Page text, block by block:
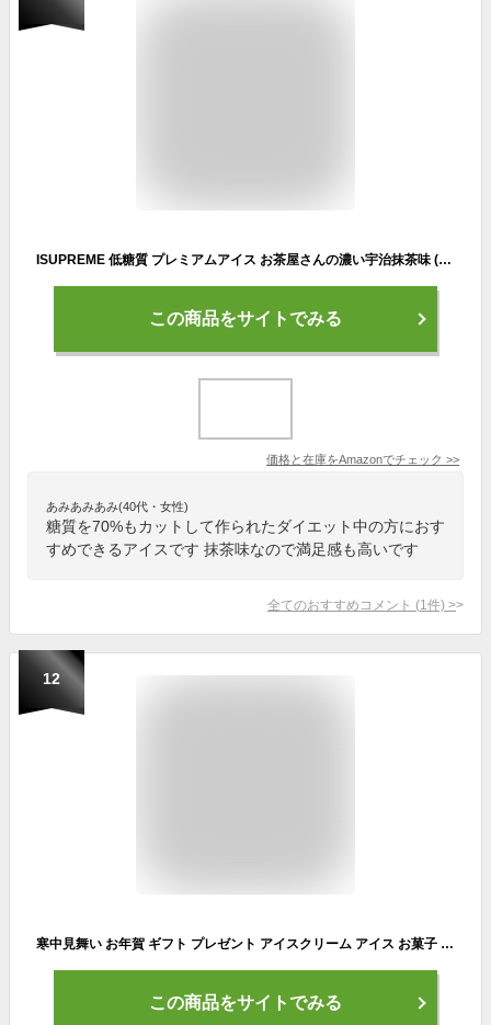
ISUPREME 低糖質 プレミアムアイス お茶屋さんの濃い宇治抹茶味 (1000ml) おやつ ココロとカラダにうれしい、糖質オフ70％＆プロテイン
この商品をサイトでみる
価格と在庫をAmazonでチェック >>
あみあみあみ(40代・女性)
糖質を70%もカットして作られたダイエット中の方におす
すめできるアイスです 抹茶味なので満足感も高いです
全てのおすすめコメント (1 件) >
12
寒中見舞い お年賀 ギフト プレゼント アイスクリーム アイス お菓子 豆乳アイス ヴィーガン 無添加 オーガニック お取り寄せスイーツ 食べ物 のし 対応 お誕生日 内祝 出産祝い お返し 低カロリー ジェラート 6個 80ml K and Son's Ice
この商品をサイトでみる